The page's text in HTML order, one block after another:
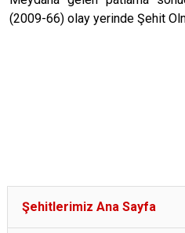
(2009-66) olay yerinde Şehit
Şehitlerimiz Ana Sayfa